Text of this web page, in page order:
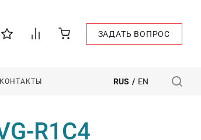
ЗАДАТЬ ВОПРОС
КОНТАКТЫ RUS / EN
R1C4